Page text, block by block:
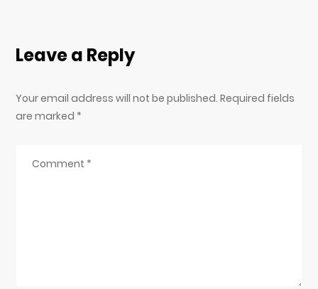
Leave a Reply
Your email address will not be published. Required fields
are marked *